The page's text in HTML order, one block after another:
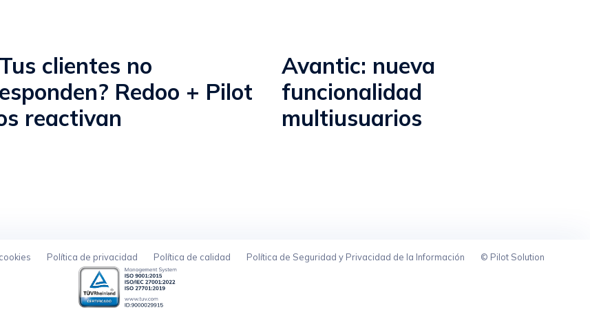
clientes no
Redoo + Pilot
reactivan
Avantic: nueva
funcionalidad
multiusuarios
Política de privacidad Política de calidad Política de Seguridad y Privacidad de la Información © Pilot Solution